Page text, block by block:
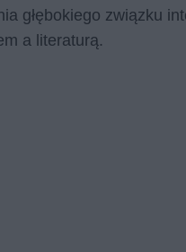
głębokiego związku
a literaturą.